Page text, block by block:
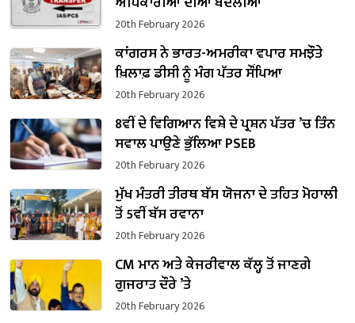
20th February 2026
ਕਾਂਗਰਸ ਨੇ ਭਾਰਤ-ਅਮਰੀਕਾ ਵਪਾਰ ਸਮਝੌਤੇ
ਖ਼ਿਲਾਫ਼ ਡੀਸੀ ਨੂੰ ਮੰਗ ਪੱਤਰ ਸੌਂਪਿਆ
20th February 2026
8ਵੀਂ ਦੇ ਵਿਗਿਆਨ ਵਿਸ਼ੇ ਦੇ ਪ੍ਰਸ਼ਨ ਪੱਤਰ ’ਚ ਤਿੰਨ
ਸਵਾਲ ਪਾਉਣੇ ਭੁੱਲਿਆ PSEB
20th February 2026
ਮੁੱਖ ਮੰਤਰੀ ਤੀਰਥ ਬੱਸ ਯੋਜਨਾ ਦੇ ਤਹਿਤ ਮੋਹਾਲੀ
ਤੋਂ 5ਵੀਂ ਬੱਸ ਰਵਾਨਾ
20th February 2026
CM ਮਾਨ ਅਤੇ ਕੇਜਰੀਵਾਲ ਕੱਲ੍ਹ ਤੋਂ ਜਾਣਗੇ
ਗੁਜਰਾਤ ਦੌਰੇ ’ਤੇ
20th February 2026